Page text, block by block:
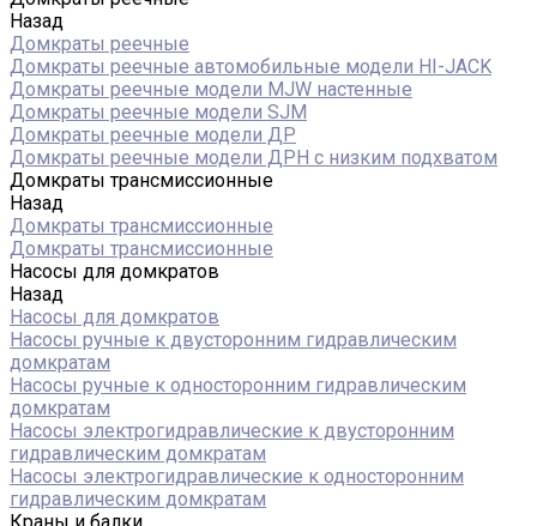
Назад
Домкраты реечные
Домкраты реечные автомобильные модели HI-JACK
Домкраты реечные модели MJW настенные
Домкраты реечные модели SJM
Домкраты реечные модели ДР
Домкраты реечные модели ДРН с низким подхватом
Домкраты трансмиссионные
Назад
Домкраты трансмиссионные
Домкраты трансмиссионные
Насосы для домкратов
Назад
Насосы для домкратов
Насосы ручные к двусторонним гидравлическим
домкратам
Насосы ручные к односторонним гидравлическим
домкратам
Насосы электрогидравлические к двусторонним
гидравлическим домкратам
Насосы электрогидравлические к односторонним
гидравлическим домкратам